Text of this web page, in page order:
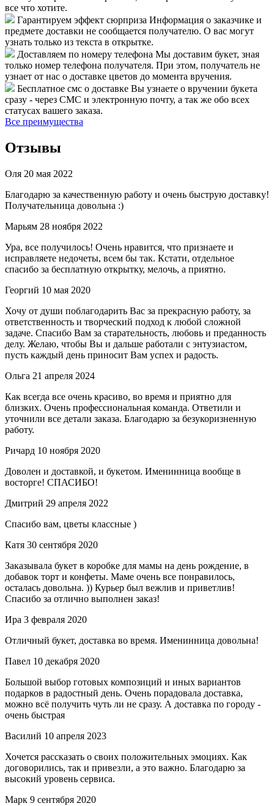
все что хотите.
Гарантируем эффект сюрприза Информация о заказчике и
предмете доставки не сообщается получателю. О вас могут
узнать только из текста в открытке.
Доставляем по номеру телефона Мы доставим букет, зная
только номер телефона получателя. При этом, получатель не
узнает от нас о доставке цветов до момента вручения.
Бесплатное смс о доставке Вы узнаете о вручении букета
сразу - через СМС и электронную почту, а так же обо всех
статусах вашего заказа.
Все преимущества
Отзывы
Оля 20 мая 2022
Благодарю за качественную работу и очень быструю доставку!
Получательница довольна :)
Марьям 28 ноября 2022
Ура, все получилось! Очень нравится, что признаете и
исправляете недочеты, всем бы так. Кстати, отдельное
спасибо за бесплатную открытку, мелочь, а приятно.
Георгий 10 мая 2020
Хочу от души поблагодарить Вас за прекрасную работу, за
ответственность и творческий подход к любой сложной
задаче. Спасибо Вам за старательность, любовь и преданность
делу. Желаю, чтобы Вы и дальше работали с энтузиастом,
пусть каждый день приносит Вам успех и радость.
Ольга 21 апреля 2024
Как всегда все очень красиво, во время и приятно для
близких. Очень профессиональная команда. Ответили и
уточнили все детали заказа. Благодарю за безукоризненную
работу.
Ричард 10 ноября 2020
Доволен и доставкой, и букетом. Именинница вообще в
восторге! СПАСИБО!
Дмитрий 29 апреля 2022
Спасибо вам, цветы классные )
Катя 30 сентября 2020
Заказывала букет в коробке для мамы на день рождение, в
добавок торт и конфеты. Маме очень все понравилось,
осталась довольна. )) Курьер был вежлив и приветлив!
Спасибо за отлично выполнен заказ!
Ира 3 февраля 2020
Отличный букет, доставка во время. Именинница довольна!
Павел 10 декабря 2020
Большой выбор готовых композиций и иных вариантов
подарков в радостный день. Очень порадовала доставка,
можно всё получить чуть ли не сразу. А доставка по городу -
очень быстрая
Василий 10 апреля 2023
Хочется рассказать о своих положительных эмоциях. Как
договорились, так и привезли, а это важно. Благодарю за
высокий уровень сервиса.
Марк 9 сентября 2020